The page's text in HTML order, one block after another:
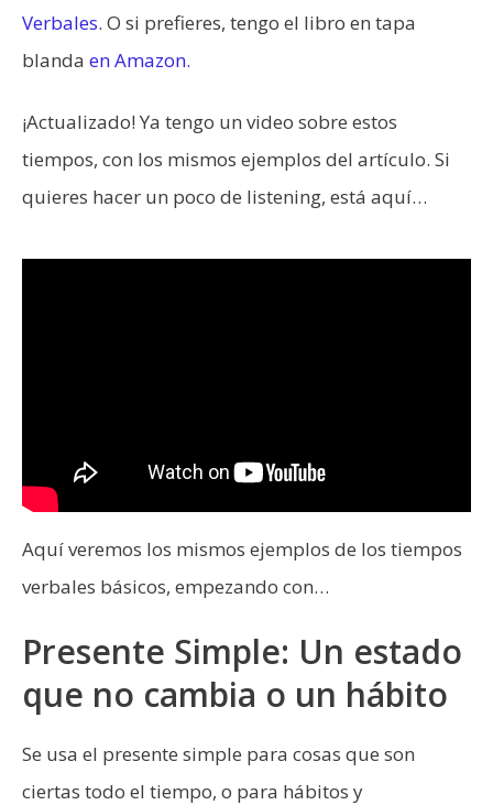
Verbales. O si prefieres, tengo el libro en tapa
blanda en Amazon.
¡Actualizado! Ya tengo un video sobre estos
tiempos, con los mismos ejemplos del artículo. Si
quieres hacer un poco de listening, está aquí…
Aquí veremos los mismos ejemplos de los tiempos
verbales básicos, empezando con…
Presente Simple: Un estado
que no cambia o un hábito
Se usa el presente simple para cosas que son
ciertas todo el tiempo, o para hábitos y